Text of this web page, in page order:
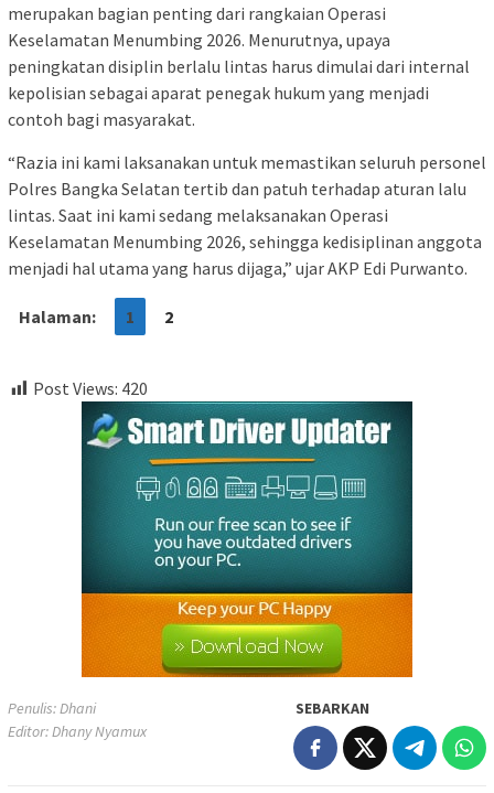
merupakan bagian penting dari rangkaian Operasi
Keselamatan Menumbing 2026. Menurutnya, upaya
peningkatan disiplin berlalu lintas harus dimulai dari internal
kepolisian sebagai aparat penegak hukum yang menjadi
contoh bagi masyarakat.
“Razia ini kami laksanakan untuk memastikan seluruh personel
Polres Bangka Selatan tertib dan patuh terhadap aturan lalu
lintas. Saat ini kami sedang melaksanakan Operasi
Keselamatan Menumbing 2026, sehingga kedisiplinan anggota
menjadi hal utama yang harus dijaga,” ujar AKP Edi Purwanto.
Halaman: 1 2
Post Views: 420
Penulis: Dhani
Editor: Dhany Nyamux
SEBARKAN